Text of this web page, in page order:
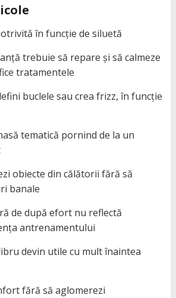
în funcție de siluetă
trebuie să repare și să calmeze
tratamentele
buclele sau crea frizz, în funcție
tematică pornind de la un
obiecte din călătorii fără să
banale
de după efort nu reflectă
antrenamentului
devin utile cu mult înaintea
fără să aglomerezi